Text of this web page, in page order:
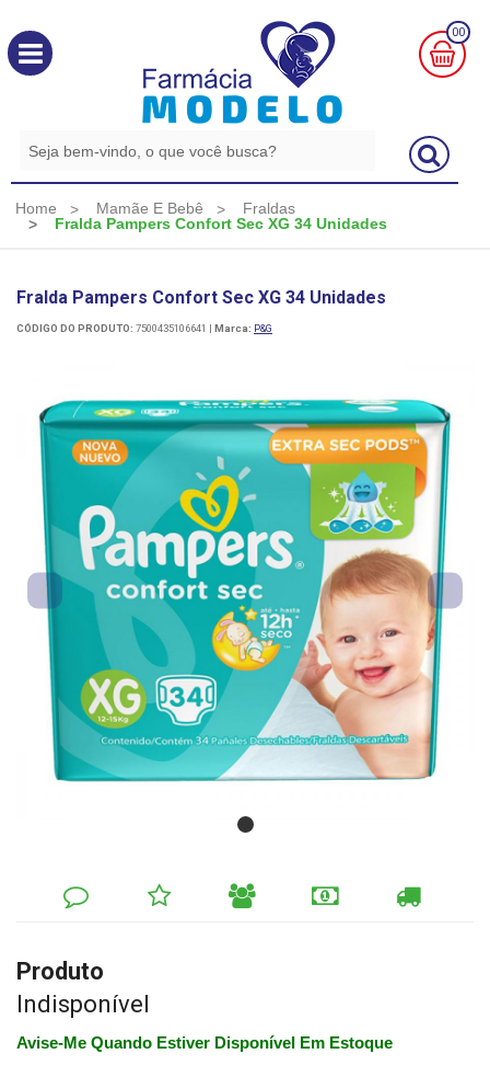
00
0,00
Home Mamãe E Bebê
Fraldas
Fralda Pampers Confort Sec XG 34 Unidades
Fralda Pampers Confort Sec XG 34 Unidades
CÓDIGO DO PRODUTO: 7500435106641 | Marca: P&G
DEIXE
COMENTÁRIO
MINHA
LISTA
INDIQUE
FORMAS
CALCULAR
FRETE
Produto
Indisponível
Avise-Me Quando Estiver Disponível Em Estoque